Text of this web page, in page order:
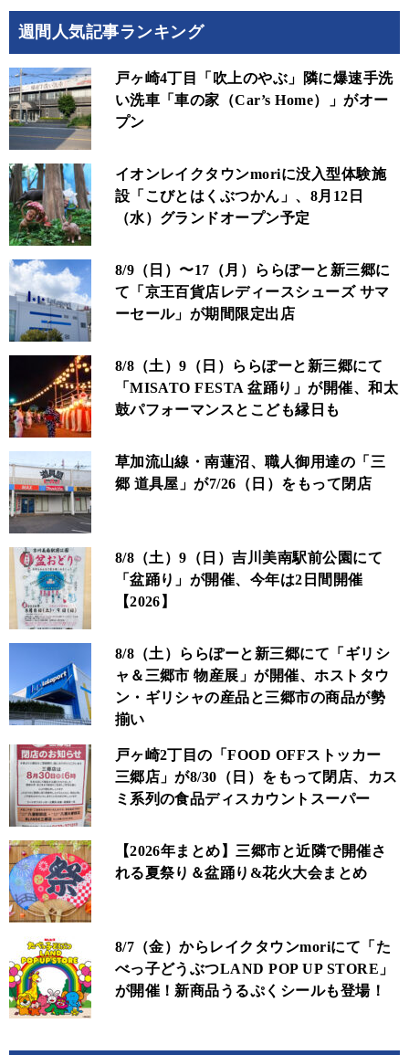
週間人気記事ランキング
戸ヶ崎4丁目「吹上のやぶ」隣に爆速手洗
い洗車「車の家（Car’s Home）」がオー
プン
イオンレイクタウンmoriに没入型体験施
設「こびとはくぶつかん」、8月12日
（水）グランドオープン予定
8/9（日）〜17（月）ららぽーと新三郷に
て「京王百貨店レディースシューズ サマ
ーセール」が期間限定出店
8/8（土）9（日）ららぽーと新三郷にて
「MISATO FESTA 盆踊り」が開催、和太
鼓パフォーマンスとこども縁日も
草加流山線・南蓮沼、職人御用達の「三
郷 道具屋」が7/26（日）をもって閉店
8/8（土）9（日）吉川美南駅前公園にて
「盆踊り」が開催、今年は2日間開催
【2026】
8/8（土）ららぽーと新三郷にて「ギリシ
ャ＆三郷市 物産展」が開催、ホストタウ
ン・ギリシャの産品と三郷市の商品が勢
揃い
戸ヶ崎2丁目の「FOOD OFFストッカー
三郷店」が8/30（日）をもって閉店、カス
ミ系列の食品ディスカウントスーパー
【2026年まとめ】三郷市と近隣で開催さ
れる夏祭り＆盆踊り&花火大会まとめ
8/7（金）からレイクタウンmoriにて「た
べっ子どうぶつLAND POP UP STORE」
が開催！新商品うるぷくシールも登場！